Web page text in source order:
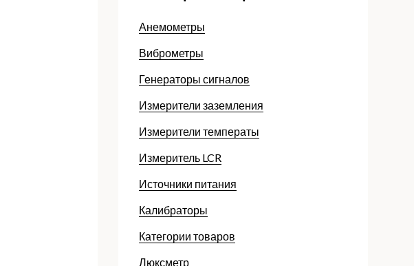
Анемометры
Виброметры
Генераторы сигналов
Измерители заземления
Измерители температы
Измеритель LCR
Источники питания
Калибраторы
Категории товаров
Люксметр